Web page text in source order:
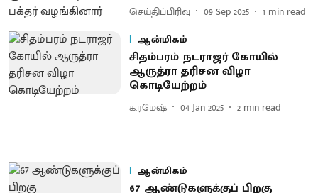
செய்திப்பிரிவு 09 Sep 2025 1 min read
ஆன்மிகம்
சிதம்பரம் நடராஜர் கோயில்
ஆருத்ரா தரிசன விழா
கொடியேற்றம்
க.ரமேஷ் 04 Jan 2025 2 min read
ஆன்மிகம்
67 ஆண்டுகளுக்குப் பிறகு